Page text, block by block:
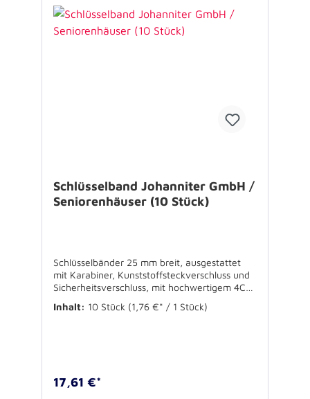
Schlüsselband Johanniter GmbH /
Seniorenhäuser (10 Stück)
Schlüsselbänder 25 mm breit, ausgestattet
mit Karabiner, Kunststoffsteckverschluss und
Sicherheitsverschluss, mit hochwertigem 4C
Inhalt: 10 Stück (1,76 €* / 1 Stück)
17,61 €*